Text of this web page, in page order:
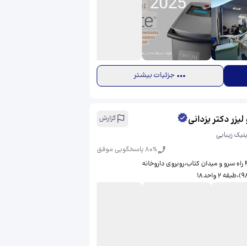
جزئیات بیشتر
دکتر یزدانی
گزارش
زیبایی
80% پاسخگویی موفق
تهران، سعادت آباد، سرو غربی، ​بین ۴ راه سرو و میدان کتاب،روبروی داروخانه